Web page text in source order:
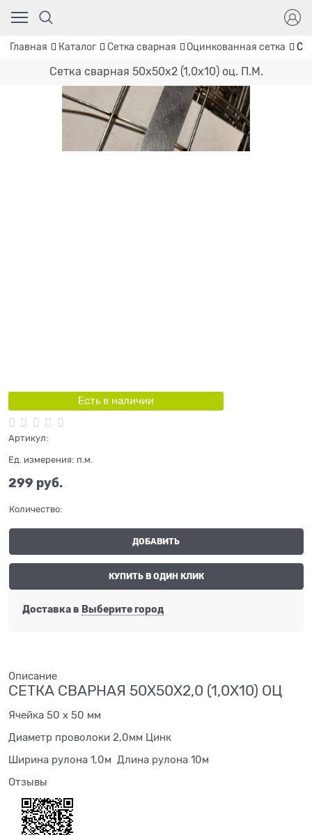
Главная Каталог Сетка сварная Оцинкованная сетка
Сетка сварная 50х50х2 (1,0х10) оц. П.М.
Есть в наличии
Артикул:
Ед. измерения: п.м.
299 руб.
Количество:
ДОБАВИТЬ
КУПИТЬ В ОДИН КЛИК
Доставка в Выберите город
Описание
СЕТКА СВАРНАЯ 50Х50Х2,0 (1,0Х10) ОЦ
Ячейка 50 х 50 мм
Диаметр проволоки 2,0мм Цинк
Ширина рулона 1,0м Длина рулона 10м
Отзывы